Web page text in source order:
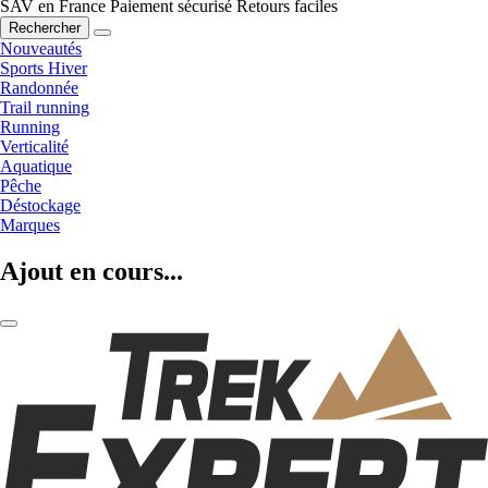
SAV en France Paiement sécurisé Retours faciles
Rechercher
Nouveautés
Sports Hiver
Randonnée
Trail running
Running
Verticalité
Aquatique
Pêche
Déstockage
Marques
Ajout en cours...